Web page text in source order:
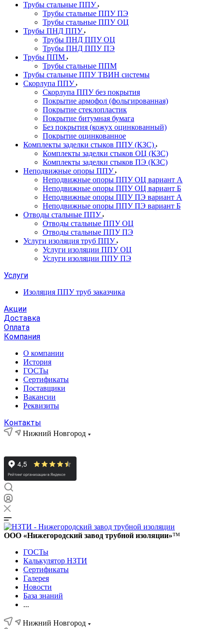
Трубы стальные ППУ
Трубы стальные ППУ ПЭ
Трубы стальные ППУ ОЦ
Трубы ПНД ППУ
Трубы ПНД ППУ ОЦ
Трубы ПНД ППУ ПЭ
Трубы ППМ
Трубы стальные ППМ
Трубы стальные ППУ ТВИН системы
Скорлупа ППУ
Скорлупа ППУ без покрытия
Покрытие армофол (фольгированная)
Покрытие стеклопластик
Покрытие битумная бумага
Без покрытия (кожух оцинкованный)
Покрытие оцинкованное
Комплекты заделки стыков ППУ (КЗС)
Комплекты заделки стыков ОЦ (КЗС)
Комплекты заделки стыков ПЭ (КЗС)
Неподвижные опоры ППУ
Неподвижные опоры ППУ ОЦ вариант А
Неподвижные опоры ППУ ОЦ вариант Б
Неподвижные опоры ППУ ПЭ вариант А
Неподвижные опоры ППУ ПЭ вариант Б
Отводы стальные ППУ
Отводы стальные ППУ ОЦ
Отводы стальные ППУ ПЭ
Услуги изоляция труб ППУ
Услуги изоляции ППУ ОЦ
Услуги изоляции ППУ ПЭ
Услуги
Изоляция ППУ труб заказчика
Акции
Доставка
Оплата
Компания
О компании
История
ГОСТы
Сертификаты
Поставщики
Вакансии
Реквизиты
Контакты
Нижний Новгород
ООО «Нижегородский завод трубной изоляции»™
ГОСТы
Калькулятор НЗТИ
Сертификаты
Галерея
Новости
База знаний
...
Нижний Новгород